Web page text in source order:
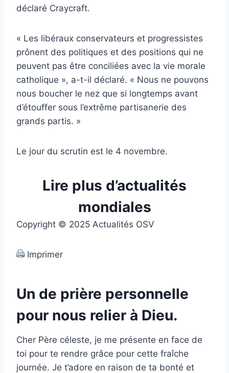
déclaré Craycraft.
« Les libéraux conservateurs et progressistes
prônent des politiques et des positions qui ne
peuvent pas être conciliées avec la vie morale
catholique », a-t-il déclaré. « Nous ne pouvons
nous boucher le nez que si longtemps avant
d’étouffer sous l’extrême partisanerie des
grands partis. »
Le jour du scrutin est le 4 novembre.
Lire plus d’actualités
mondiales
Copyright © 2025 Actualités OSV
Imprimer
Un de prière personnelle
pour nous relier à Dieu.
Cher Père céleste, je me présente en face de
toi pour te rendre grâce pour cette fraîche
journée. Je t’adore en raison de ta bonté et